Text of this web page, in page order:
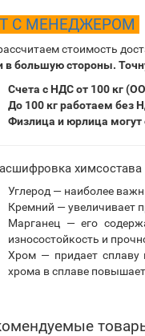
С МЕНЕДЖЕРОМ
стоимость
в большую стороны.
Счета с НДС от 100 кг
До 100 кг работаем без
Физлица и юрлица могут
химсостава
Углерод — наиболее
Кремний — увеличивает
Марганец — его
износостойкость и
Хром — придает сплаву
хрома в сплаве повышает